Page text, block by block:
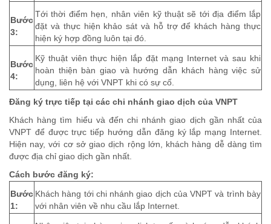
Bước
3:
Tới thời điểm hẹn, nhân viên kỹ thuật sẽ tới địa điểm lắp
đặt và thực hiện khảo sát và hỗ trợ để khách hàng thực
hiện ký hợp đồng luôn tại đó.
Bước
4:
Kỹ thuật viên thực hiện lắp đặt mạng Internet và sau khi
hoàn thiện bàn giao và hướng dẫn khách hàng việc sử
dụng, liên hệ với VNPT khi có sự cố.
Đăng ký trực tiếp tại các chi nhánh giao dịch của VNPT
Khách hàng tìm hiểu và đến chi nhánh giao dịch gần nhất của
VNPT để được trực tiếp hướng dẫn đăng ký lắp mạng Internet.
Hiện nay, với cơ sở giao dịch rộng lớn, khách hàng dễ dàng tìm
được địa chỉ giao dịch gần nhất.
Cách bước đăng ký:
Bước
1:
Khách hàng tới chi nhánh giao dịch của VNPT và trình bày
với nhân viên về nhu cầu lắp Internet.